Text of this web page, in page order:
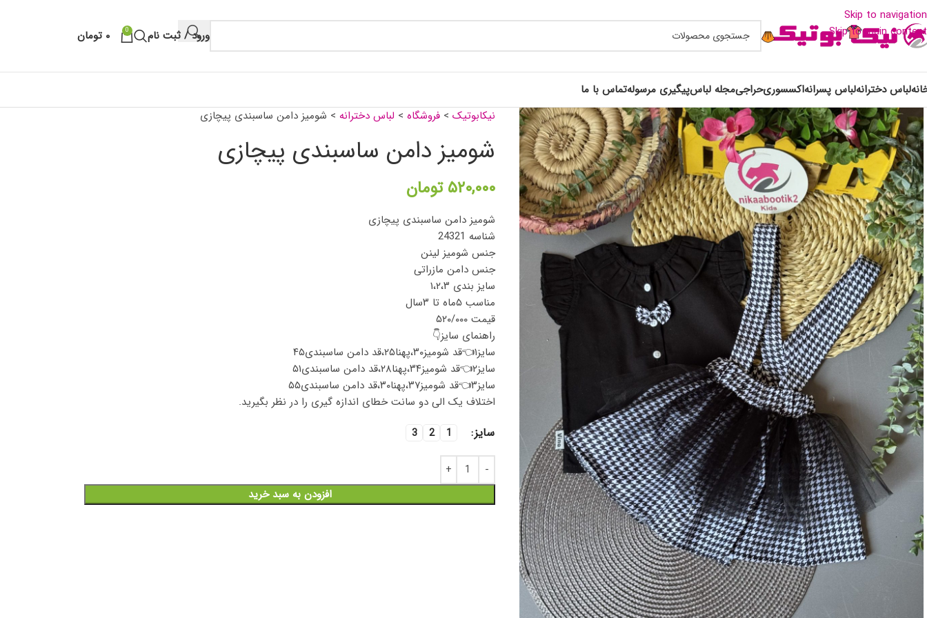
Skip to navigation
Skip to main content
ورود / ثبت نام 0 ۰ تومان
لباس دخترانهلباس پسرانهاکسسوریحراجیمجله لباسپیگیری مرسولهتماس با ما
نیکابوتیک> فروشگاه> لباس دخترانه> شومیز دامن ساسبندی پیچازی
شومیز دامن ساسبندی پیچازی
۵۲۰,۰۰۰ تومان
شومیز دامن ساسبندی پیچازی
شناسه 24321
جنس شومیز لینن
جنس دامن مازراتی
سایز بندی ۱،۲،۳
مناسب ۵ماه تا ۳سال
قیمت ۵۲۰/۰۰۰
راهنمای سایز👇
سایز۱👈قد شومیز۳۰،پهنا۲۵،قد دامن ساسبندی۴۵
سایز۲👈قد شومیز۳۴،پهنا۲۸،قد دامن ساسبندی۵۱
سایز۳👈قد شومیز۳۷،پهنا۳۰،قد دامن ساسبندی۵۵
اختلاف یک الی دو سانت خطای اندازه گیری را در نظر بگیرید.
سایز 1
2
3
افزودن به سبد خرید